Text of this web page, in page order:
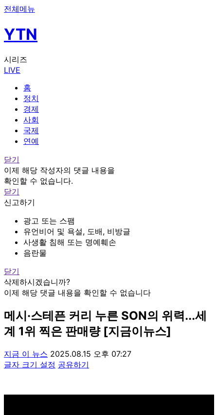
전체메뉴
YTN
시리즈
LIVE
홈
정치
경제
사회
국제
연예
닫기
이제 해당 작성자의 댓글 내용을
확인할 수 없습니다.
닫기
신고하기
광고 또는 스팸
유언비어 및 욕설, 도배, 비방글
사생활 침해 또는 명예훼손
음란물
닫기
삭제하시겠습니까?
이제 해당 댓글 내용을 확인할 수 없습니다
메시·스테픈 커리 누른 SON의 위력...세
계 1위 찍은 판매량 [지금이뉴스]
지금 이 뉴스 2025.08.15 오후 07:27
글자 크기 설정 공유하기